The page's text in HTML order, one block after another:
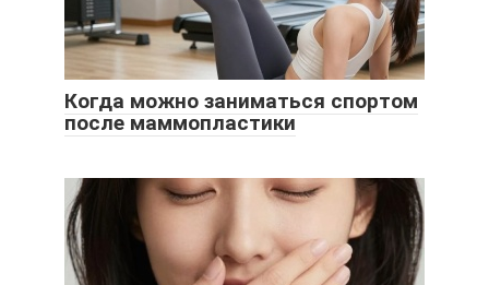
Когда можно заниматься спортом
после маммопластики